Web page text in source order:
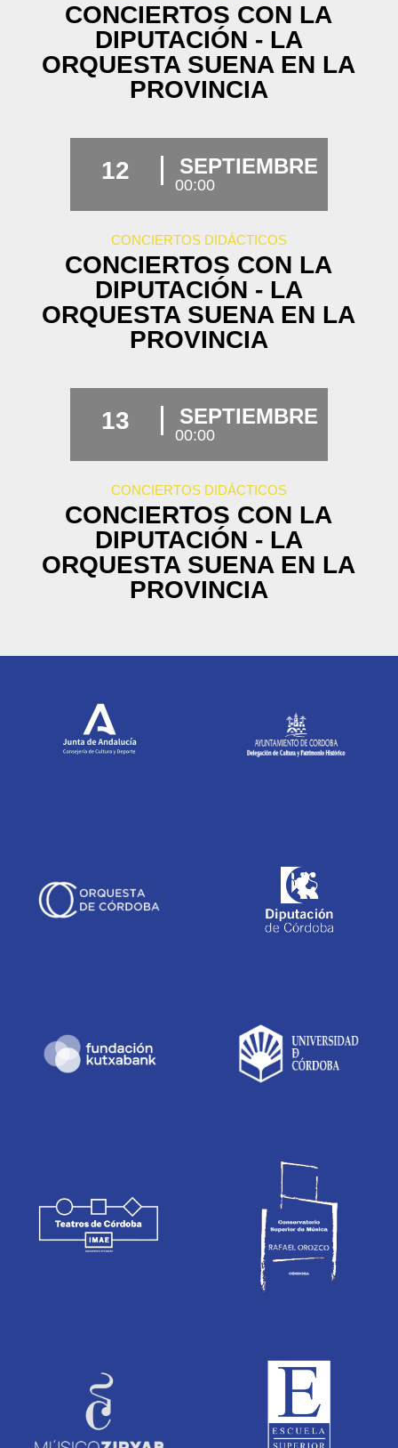
CONCIERTOS CON LA
DIPUTACIÓN - LA
ORQUESTA SUENA EN LA
PROVINCIA
12 SEPTIEMBRE
00:00
CONCIERTOS DIDÁCTICOS
CONCIERTOS CON LA
DIPUTACIÓN - LA
ORQUESTA SUENA EN LA
PROVINCIA
13 SEPTIEMBRE
00:00
CONCIERTOS DIDÁCTICOS
CONCIERTOS CON LA
DIPUTACIÓN - LA
ORQUESTA SUENA EN LA
PROVINCIA